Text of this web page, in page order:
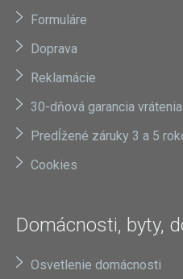
Formuláre
Doprava
Reklamácie
30-dňová garancia
Predĺžené záruky 3 a 5
Cookies
Domácnosti, byty,
Osvetlenie domácnosti